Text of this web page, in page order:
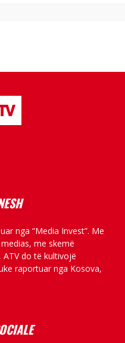
nga “Media Invest”. Me
me skemë
do të kultivojë
raportuar nga Kosova,